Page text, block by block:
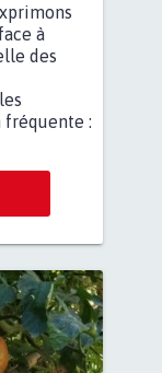
à
des
fréquente :